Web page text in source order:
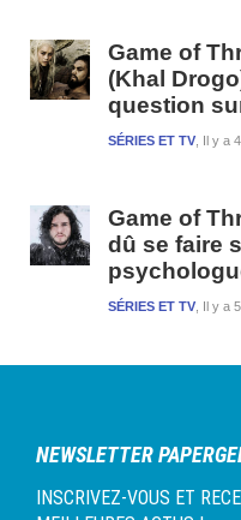
Game of
(Khal
question
Il y a
SÉRIES ET TV
Game of
dû se faire
Il y a
SÉRIES ET TV
NEWSLETTER
INSCRIVEZ-VOUS ET